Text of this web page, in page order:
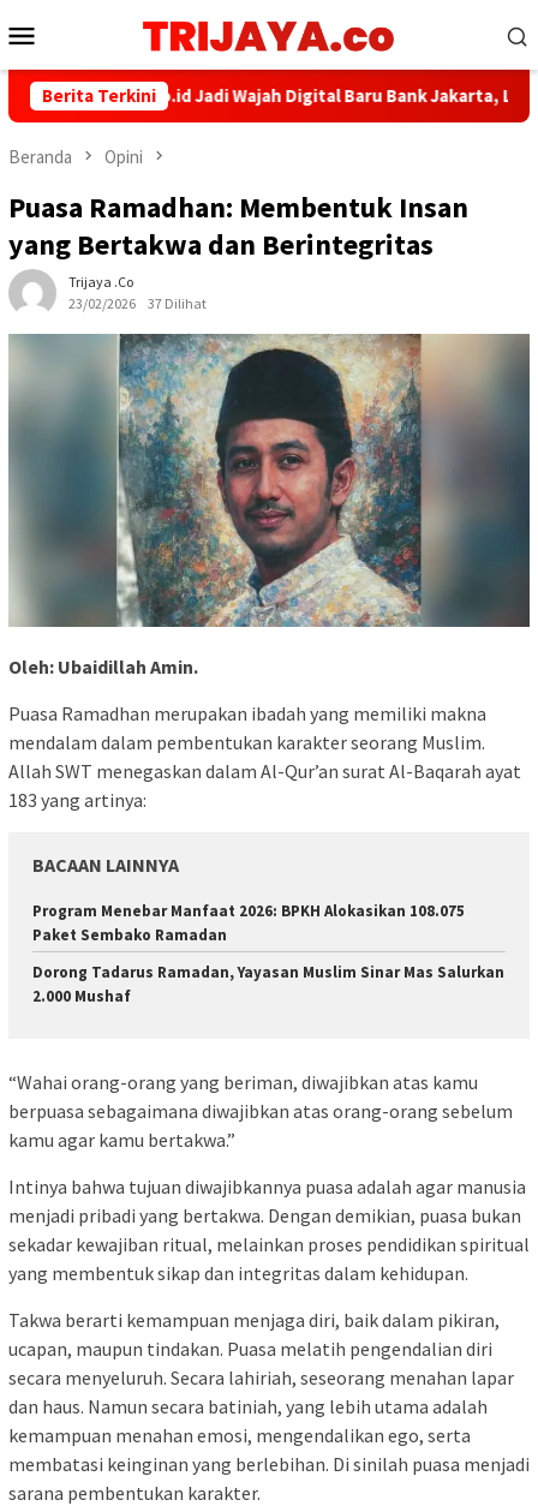
ke
Mobile
Berita TerkiniJadi Wajah Digital Baru Bank Jakarta, Lebih
Beranda Opini
Puasa Ramadhan: Membentuk Insan
yang Bertakwa dan Berintegritas
Trijaya .co
23/02/2026
37 Dilihat
Oleh: Ubaidillah Amin.
Puasa Ramadhan merupakan ibadah yang memiliki makna
mendalam dalam pembentukan karakter seorang Muslim.
Allah SWT menegaskan dalam Al-Qur’an surat Al-Baqarah ayat
183 yang artinya:
BACAAN LAINNYA
Program Menebar Manfaat 2026: BPKH Alokasikan 108.075
Paket Sembako Ramadan
Dorong Tadarus Ramadan, Yayasan Muslim Sinar Mas Salurkan
2.000 Mushaf
“Wahai orang-orang yang beriman, diwajibkan atas kamu
berpuasa sebagaimana diwajibkan atas orang-orang sebelum
kamu agar kamu bertakwa.”
Intinya bahwa tujuan diwajibkannya puasa adalah agar manusia
menjadi pribadi yang bertakwa. Dengan demikian, puasa bukan
sekadar kewajiban ritual, melainkan proses pendidikan spiritual
yang membentuk sikap dan integritas dalam kehidupan.
Takwa berarti kemampuan menjaga diri, baik dalam pikiran,
ucapan, maupun tindakan. Puasa melatih pengendalian diri
secara menyeluruh. Secara lahiriah, seseorang menahan lapar
dan haus. Namun secara batiniah, yang lebih utama adalah
kemampuan menahan emosi, mengendalikan ego, serta
membatasi keinginan yang berlebihan. Di sinilah puasa menjadi
sarana pembentukan karakter.